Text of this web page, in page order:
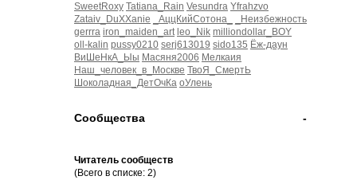
SweetRoxy Tatiana_Rain Vesundra Yfrahzvo
Zataiv_DuXXanie
_АццКийСотона_
_Неизбежность
gerrra iron_maiden_art leo_Nik milliondollar_BOY
oll-kalin pussy0210 serj613019 sido135 Ёж-даун
ВиШеНкА_Ыы Масяня2006 Мелкаия
Наш_человек_в_Москве ТвоЯ_СмертЬ
Шоколадная_ДетОчКа оУлень
-
Сообщества
Читатель сообществ
(Всего в списке: 2)